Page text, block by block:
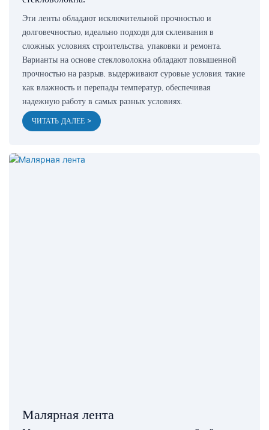
Эти ленты обладают исключительной прочностью и
долговечностью, идеально подходя для склеивания в
сложных условиях строительства, упаковки и ремонта.
Варианты на основе стекловолокна обладают повышенной
прочностью на разрыв, выдерживают суровые условия, такие
как влажность и перепады температур, обеспечивая
надежную работу в самых разных условиях.
ЧИТАТЬ ДАЛЕЕ >
Малярная лента